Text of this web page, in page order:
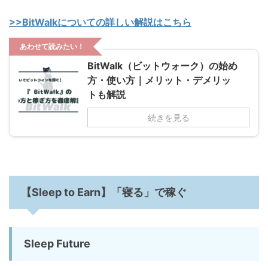
>>BitWalkについての詳しい解説はこちら
あわせて読みたい！
BitWalk（ビットウォーク）の始め
方・使い方｜メリット・デメリッ
トも解説
続きを見る
【Sleep to Earn】「寝る」で稼ぐ
Sleep Future